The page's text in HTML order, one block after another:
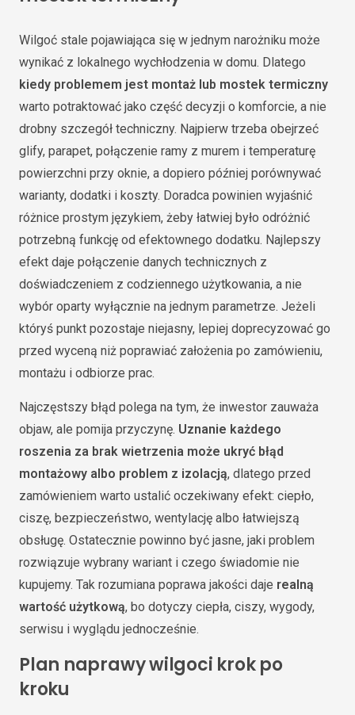
Wilgoć stale pojawiająca się w jednym narożniku może
wynikać z lokalnego wychłodzenia w domu. Dlatego
kiedy problemem jest montaż lub mostek termiczny
warto potraktować jako część decyzji o komforcie, a nie
drobny szczegół techniczny. Najpierw trzeba obejrzeć
glify, parapet, połączenie ramy z murem i temperaturę
powierzchni przy oknie, a dopiero później porównywać
warianty, dodatki i koszty. Doradca powinien wyjaśnić
różnice prostym językiem, żeby łatwiej było odróżnić
potrzebną funkcję od efektownego dodatku. Najlepszy
efekt daje połączenie danych technicznych z
doświadczeniem z codziennego użytkowania, a nie
wybór oparty wyłącznie na jednym parametrze. Jeżeli
któryś punkt pozostaje niejasny, lepiej doprecyzować go
przed wyceną niż poprawiać założenia po zamówieniu,
montażu i odbiorze prac.
Najczęstszy błąd polega na tym, że inwestor zauważa
objaw, ale pomija przyczynę. Uznanie każdego
roszenia za brak wietrzenia może ukryć błąd
montażowy albo problem z izolacją, dlatego przed
zamówieniem warto ustalić oczekiwany efekt: ciepło,
ciszę, bezpieczeństwo, wentylację albo łatwiejszą
obsługę. Ostatecznie powinno być jasne, jaki problem
rozwiązuje wybrany wariant i czego świadomie nie
kupujemy. Tak rozumiana poprawa jakości daje realną
wartość użytkową, bo dotyczy ciepła, ciszy, wygody,
serwisu i wyglądu jednocześnie.
Plan naprawy wilgoci krok po
kroku